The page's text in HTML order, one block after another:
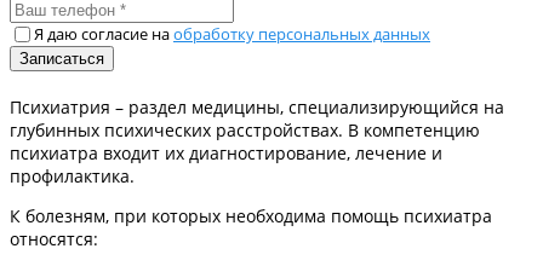
Я даю согласие наобработку персональных данных
Психиатрия – раздел медицины, специализирующийся на
глубинных психических расстройствах. В компетенцию
психиатра входит их диагностирование, лечение и
профилактика.
К болезням, при которых необходима помощь психиатра
относятся: